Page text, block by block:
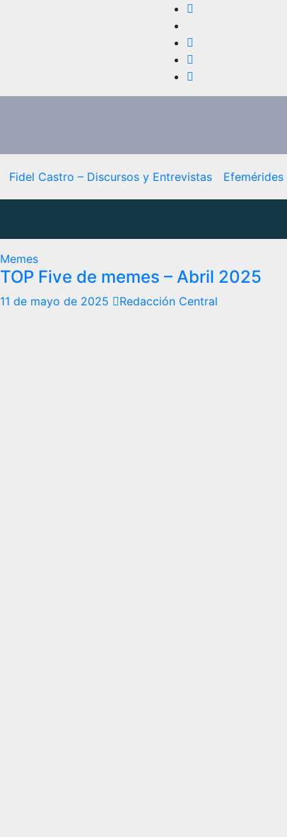
Fidel Castro – Discursos y Entrevistas Efemérides
Memes
TOP Five de memes – Abril 2025
11 de mayo de 2025 Redacción Central